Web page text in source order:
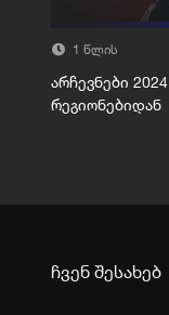
1 წლის
არჩევნები
რეგიონებიდან
ჩვენ შესახებ